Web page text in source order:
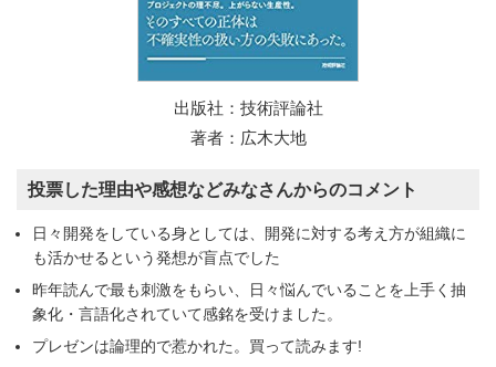
出版社：技術評論社
著者：広木大地
投票した理由や感想などみなさんからのコメント
日々開発をしている身としては、開発に対する考え方が組織に
も活かせるという発想が盲点でした
昨年読んで最も刺激をもらい、日々悩んでいることを上手く抽
象化・言語化されていて感銘を受けました。
プレゼンは論理的で惹かれた。買って読みます!